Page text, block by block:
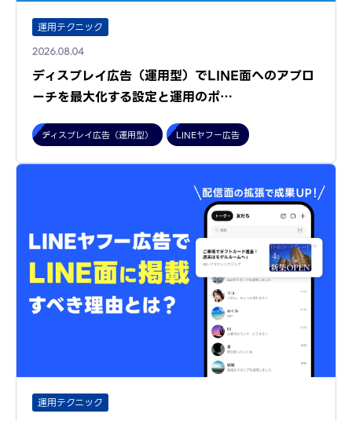
運用テクニック
2026.08.04
ディスプレイ広告（運用型）でLINE面へのアプロ
ーチを最大化する設定と運用のポ…
ディスプレイ広告（運用型） LINEヤフー広告
運用テクニック